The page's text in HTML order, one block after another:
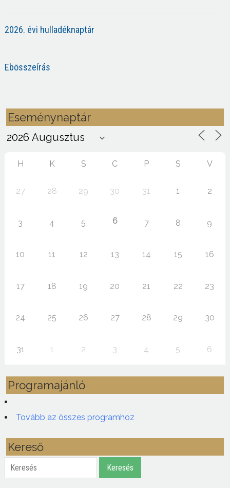
2026. évi hulladéknaptár
Ebösszeírás
Eseménynaptár
H K S C P S V
27 28 29 30 31 1 2
3 4 5 6 7 8 9
10 11 12 13 14 15 16
17 18 19 20 21 22 23
24 25 26 27 28 29 30
31 1 2 3 4 5 6
Programajánló
Tovább az összes programhoz
Kereső
Keresés Keresés